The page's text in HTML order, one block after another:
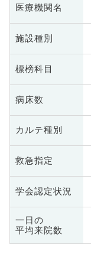
医療機関名
施設種別
標榜科目
病床数
カルテ種別
救急指定
学会認定状況
一日の
平均来院数